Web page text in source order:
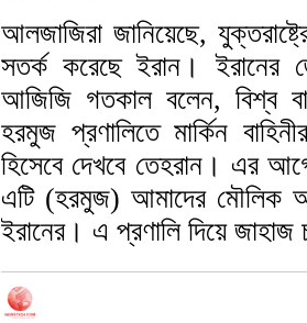
আলজাজিরা জানিয়েছে,
সতর্ক করেছে ইরান। ইরানের
আজিজি গতকাল বলেন, বিশ্ব
হরমুজ প্রণালিতে মার্কিন
হিসেবে দেখবে তেহরান। এর
এটি (হরমুজ) আমাদের মৌলিক
ইরানের। এ প্রণালি দিয়ে